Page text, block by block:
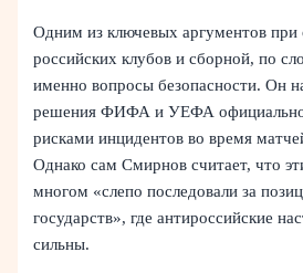
Одним из ключевых аргументов при
российских клубов и сборной, по
именно вопросы безопасности. Он
решения ФИФА и УЕФА официально
рисками инцидентов во время
Однако сам Смирнов считает, что
многом «слепо последовали за
государств», где антироссийские
сильны.